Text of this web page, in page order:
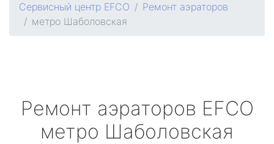
Сервисный центр EFCO
Ремонт аэраторов
метро Шаболовская
Ремонт аэраторов EFCO
метро Шаболовская